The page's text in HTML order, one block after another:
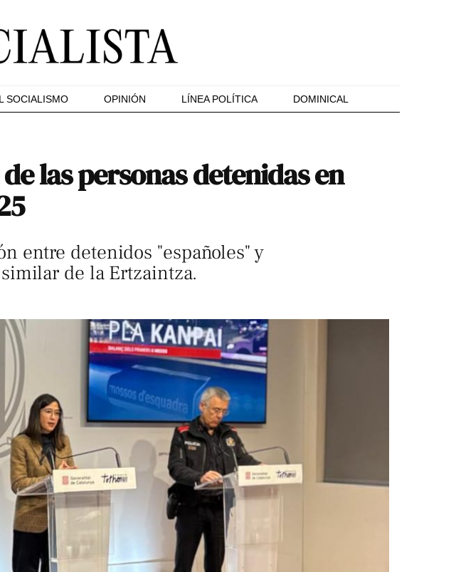
SOCIALISMO OPINIÓN LÍNEA POLÍTICA DOMINICAL
las personas detenidas en
entre detenidos "españoles" y
de la Ertzaintza.